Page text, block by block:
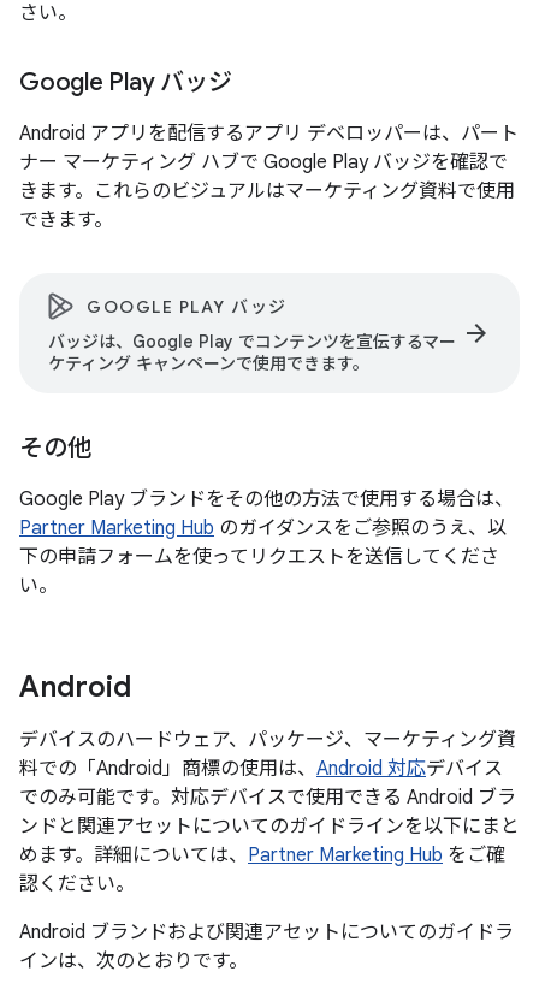
さい。
Google Play バッジ
Android アプリを配信するアプリ デベロッパーは、パート
ナー マーケティング ハブで Google Play バッジを確認で
きます。これらのビジュアルはマーケティング資料で使用
できます。
GOOGLE PLAY バッジ
バッジは、Google Play でコンテンツを宣伝するマー
ケティング キャンペーンで使用できます。
arrow_forward
その他
Google Play ブランドをその他の方法で使用する場合は、
Partner Marketing Hub のガイダンスをご参照のうえ、以
下の申請フォームを使ってリクエストを送信してくださ
い。
Android
デバイスのハードウェア、パッケージ、マーケティング資
料での「Android」商標の使用は、 Android 対応デバイス
でのみ可能です。対応デバイスで使用できる Android ブラ
ンドと関連アセットについてのガイドラインを以下にまと
めます。詳細については、 Partner Marketing Hub をご確
認ください。
Android ブランドおよび関連アセットについてのガイドラ
インは、次のとおりです。